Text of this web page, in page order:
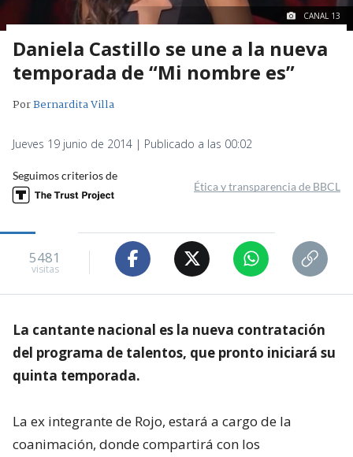
CANAL 13
Daniela Castillo se une a la nueva
temporada de “Mi nombre es”
PorBernardita Villa
Jueves 19 junio de 2014 | Publicado a las 00:02
Seguimos criterios de
Ética y transparencia de BBCL
5481
visitas
La cantante nacional es la nueva contratación
del programa de talentos, que pronto iniciará su
quinta temporada.
La ex integrante de Rojo, estará a cargo de la
coanimación, donde compartirá con los